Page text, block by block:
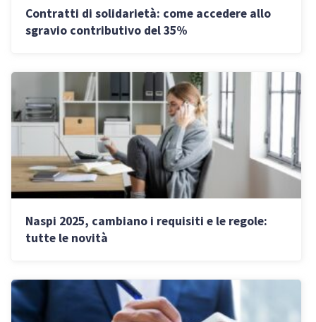
Contratti di solidarietà: come accedere allo
sgravio contributivo del 35%
Naspi 2025, cambiano i requisiti e le regole:
tutte le novità